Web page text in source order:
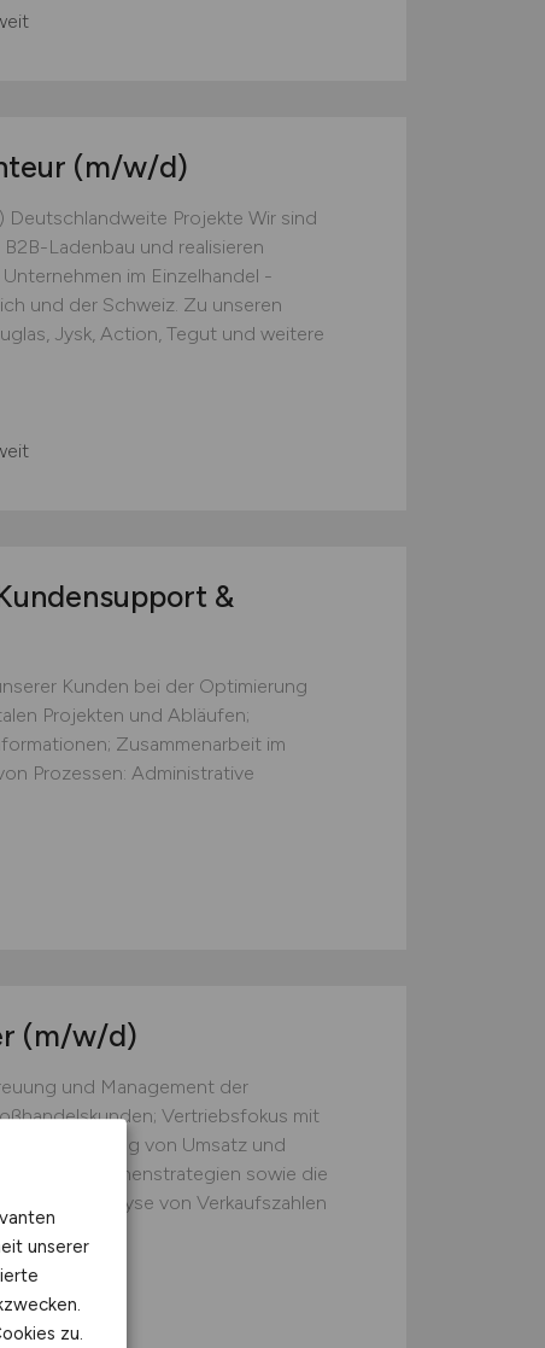
(m/w/d)
Projekte Wir sind
Ladenbau und realisieren
im Einzelhandel -
und der Schweiz. Zu unseren
Jysk, Action, Tegut und weitere
&
Kunden bei der Optimierung
Projekten und Abläufen;
Zusammenarbeit im
Prozessen: Administrative
(m/w/d)
und Management der
Vertriebsfokus mit
Steigerung von Umsatz und
und Konditionenstrategien sowie die
Analyse von Verkaufszahlen
unserer
zu.